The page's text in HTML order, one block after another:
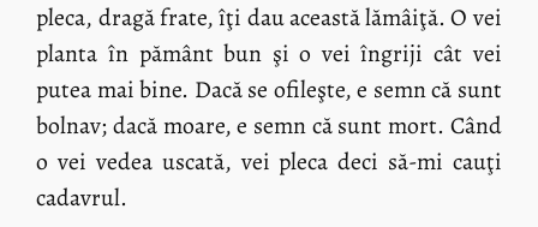
pleca, dragă frate, îţi dau această lămâiţă. O vei
planta în pământ bun şi o vei îngriji cât vei
putea mai bine. Dacă se ofileşte, e semn că sunt
bolnav; dacă moare, e semn că sunt mort. Când
o vei vedea uscată, vei pleca deci să-mi cauţi
cadavrul.